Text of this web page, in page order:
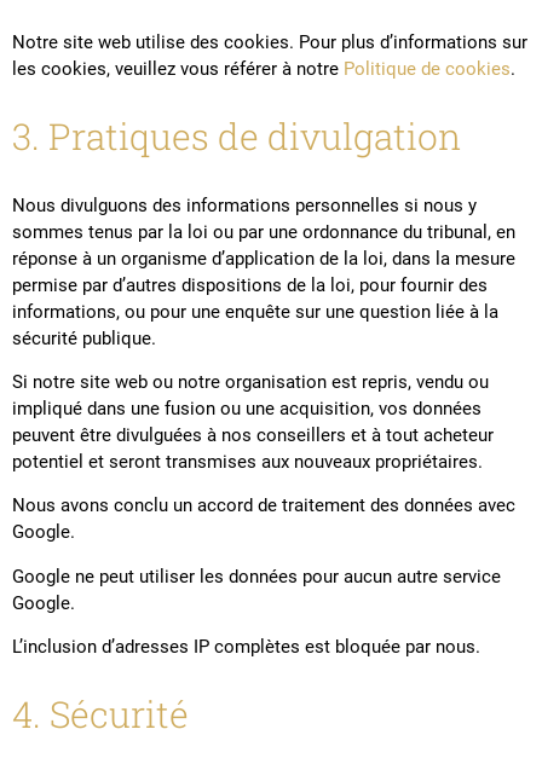
Notre site web utilise des cookies. Pour plus d’informations sur
les cookies, veuillez vous référer à notre Politique de cookies.
3. Pratiques de divulgation
Nous divulguons des informations personnelles si nous y
sommes tenus par la loi ou par une ordonnance du tribunal, en
réponse à un organisme d’application de la loi, dans la mesure
permise par d’autres dispositions de la loi, pour fournir des
informations, ou pour une enquête sur une question liée à la
sécurité publique.
Si notre site web ou notre organisation est repris, vendu ou
impliqué dans une fusion ou une acquisition, vos données
peuvent être divulguées à nos conseillers et à tout acheteur
potentiel et seront transmises aux nouveaux propriétaires.
Nous avons conclu un accord de traitement des données avec
Google.
Google ne peut utiliser les données pour aucun autre service
Google.
L’inclusion d’adresses IP complètes est bloquée par nous.
4. Sécurité